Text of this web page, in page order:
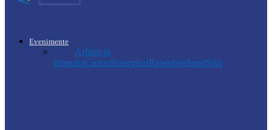
Evenimente
Arhitecții
timpuluiCulturăInterviuriReportajeSportȘtiri